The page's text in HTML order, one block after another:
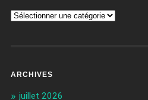
ARCHIVES
juillet 2026